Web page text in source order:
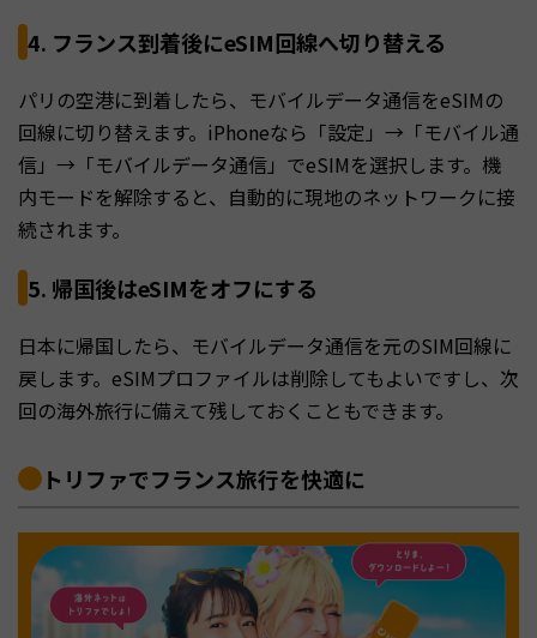
4. フランス到着後にeSIM回線へ切り替える
パリの空港に到着したら、モバイルデータ通信をeSIMの
回線に切り替えます。iPhoneなら「設定」→「モバイル通
信」→「モバイルデータ通信」でeSIMを選択します。機
内モードを解除すると、自動的に現地のネットワークに接
続されます。
5. 帰国後はeSIMをオフにする
日本に帰国したら、モバイルデータ通信を元のSIM回線に
戻します。eSIMプロファイルは削除してもよいですし、次
回の海外旅行に備えて残しておくこともできます。
トリファでフランス旅行を快適に